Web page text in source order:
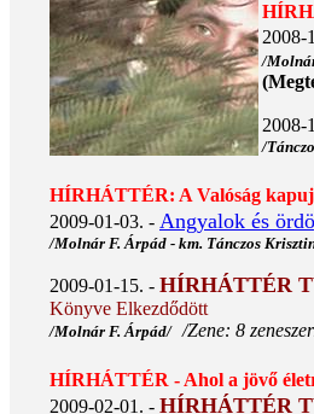
2008-
/
2008-
/
HÍRHÁTTÉR: A Valóság
2009-01-03. - Angyalok és
/Molnár F. Árpád - km. Tánczos
2009-01-15. - HÍRHÁTTÉR
Könyve Elkezdődött
/Molnár F. Árpád//Zene: 8
HÍRHÁTTÉR - Ahol a jövő
2009-02-01. - HÍRHÁTTÉR